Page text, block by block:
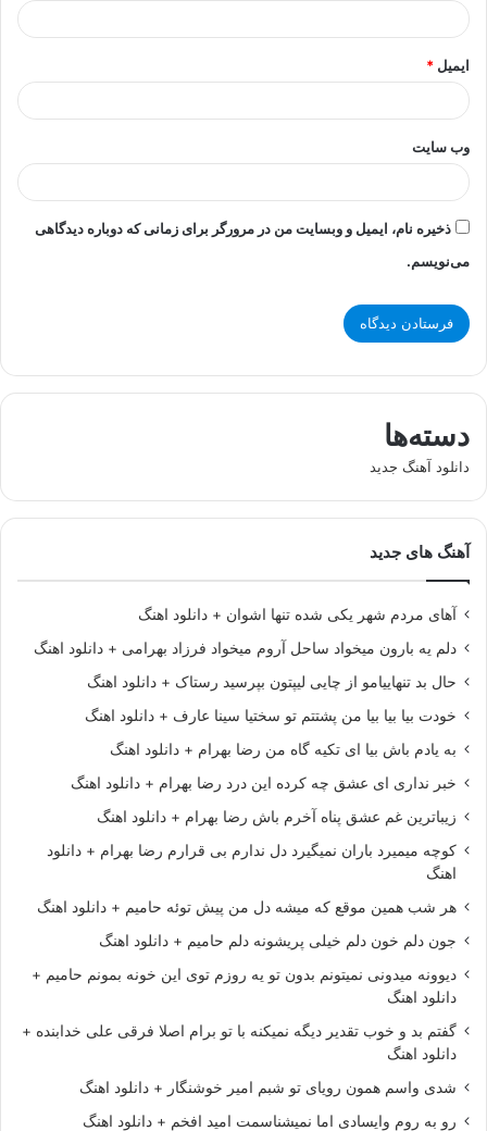
ایمیل *
وب‌ سایت
ذخیره نام، ایمیل و وبسایت من در مرورگر برای زمانی که دوباره دیدگاهی
می‌نویسم.
دسته‌ها
دانلود آهنگ جدید
آهنگ های جدید
آهای مردم شهر یکی شده تنها اشوان + دانلود اهنگ
دلم یه بارون میخواد ساحل آروم میخواد فرزاد بهرامی + دانلود اهنگ
حال بد تنهاییامو از چایی لیپتون بپرسید رستاک + دانلود اهنگ
خودت بیا بیا بیا من پشتتم تو سختیا سینا عارف + دانلود اهنگ
به یادم باش بیا ای تکیه گاه من رضا بهرام + دانلود اهنگ
خبر نداری ای عشق چه کرده این درد رضا بهرام + دانلود اهنگ
زیباترین غم عشق پناه آخرم باش رضا بهرام + دانلود اهنگ
کوچه میمیرد باران نمیگیرد دل ندارم بی قرارم رضا بهرام + دانلود
اهنگ
هر شب همین موقع که میشه دل من پیش توئه حامیم + دانلود اهنگ
جون دلم خون دلم خیلی پریشونه دلم حامیم + دانلود اهنگ
دیوونه میدونی نمیتونم بدون تو یه روزم توی این خونه بمونم حامیم +
دانلود اهنگ
گفتم بد و خوب تقدیر دیگه نمیکنه با تو برام اصلا فرقی علی خدابنده +
دانلود اهنگ
شدی واسم همون رویای تو شبم امیر خوشنگار + دانلود اهنگ
رو به روم وایسادی اما نمیشناسمت امید افخم + دانلود اهنگ